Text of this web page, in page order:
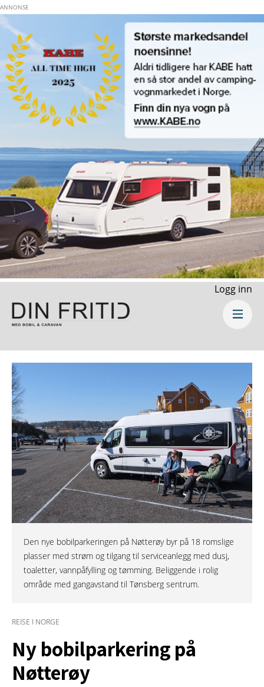
Logg inn
Den nye bobilparkeringen på Nøtterøy byr på 18 romslige
plasser med strøm og tilgang til serviceanlegg med dusj,
toaletter, vannpåfylling og tømming. Beliggende i rolig
område med gangavstand til Tønsberg sentrum.
REISE I NORGE
Ny bobilparkering på
Nøtterøy